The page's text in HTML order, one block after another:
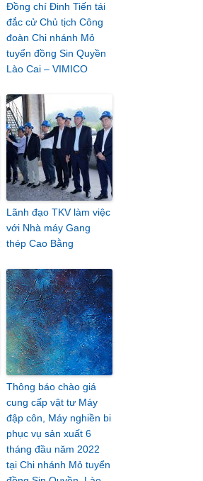
Đồng chí Đinh Tiến tái
đắc cử Chủ tịch Công
đoàn Chi nhánh Mỏ
tuyển đồng Sin Quyền
Lào Cai – VIMICO
Lãnh đạo TKV làm việc
với Nhà máy Gang
thép Cao Bằng
Thông báo chào giá
cung cấp vật tư Máy
đập côn, Máy nghiền bi
phục vụ sản xuất 6
tháng đầu năm 2022
tại Chi nhánh Mỏ tuyển